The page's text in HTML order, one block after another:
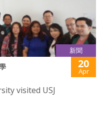
新聞
20
Apr
visited USJ